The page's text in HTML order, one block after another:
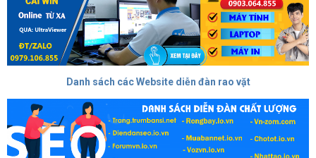
Danh sách các Website diễn đàn rao vặt